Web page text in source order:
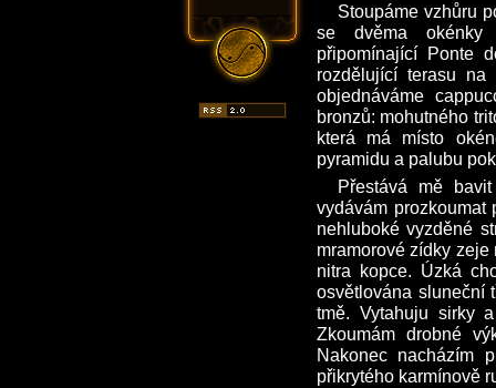
Stoupáme vzhůru
se dvěma okénky
připomínající Ponte
rozdělující terasu
objednáváme
bronzů: mohutného
která má místo
pyramidu a palubu
Přestává mě
vydávám
nehluboké vyzděné
mramorové zídky
nitra kopce. Úzká
osvětlována sluneční
tmě. Vytahuju sirky
Zkoumám drobné
Nakonec nacházím
přikrytého karmínově